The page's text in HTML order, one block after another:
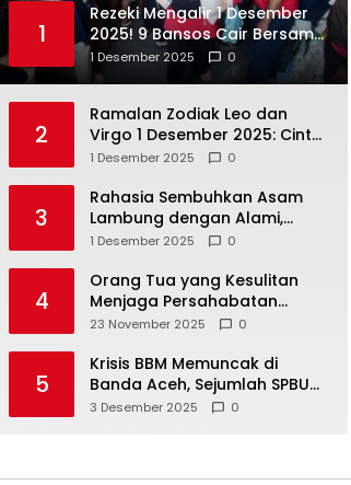
1
Rezeki Mengalir 1 Desember
2025! 9 Bansos Cair Bersama:
PKH, BPNT, dan KKS Mandiri
Double
1 Desember 2025 0
2
Ramalan Zodiak Leo dan
Virgo 1 Desember 2025: Cinta,
Karir, Kesehatan, dan
1 Desember 2025 0
3
Rahasia Sembuhkan Asam
Lambung dengan Alami,
Nomor 4 Disalahpahami
1 Desember 2025 0
4
Orang Tua yang Kesulitan
Menjaga Persahabatan
Biasanya Lakukan 8 Hal Ini
23 November 2025 0
5
Krisis BBM Memuncak di
Banda Aceh, Sejumlah SPBU
Tutup Total
3 Desember 2025 0